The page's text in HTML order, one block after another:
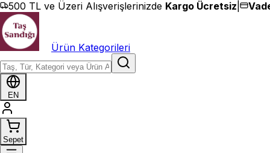
İçeriğe geç
500 TL ve Üzeri Alışverişlerinizde Kargo Ücretsiz
Ürün Kategorileri
EN
Sepet